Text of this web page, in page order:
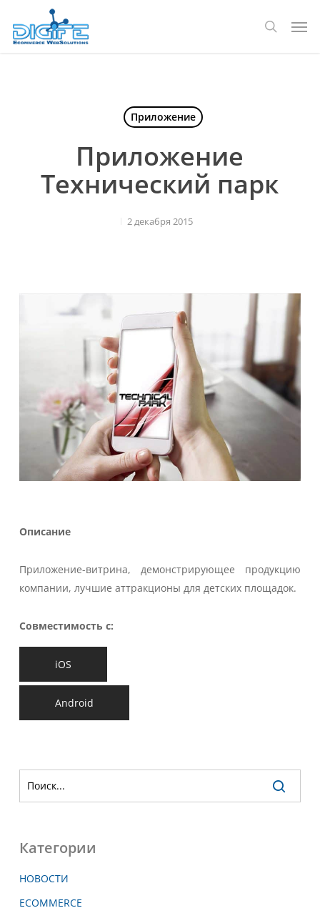
основному
поиск
Приложение
Приложение
Технический парк
2 декабря 2015
Описание
Приложение-витрина, демонстрирующее продукцию
компании, лучшие аттракционы для детских площадок.
Совместимость с:
iOS
Android
Категории
НОВОСТИ
ECOMMERCE